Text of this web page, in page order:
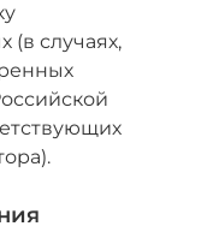
(в случаях,